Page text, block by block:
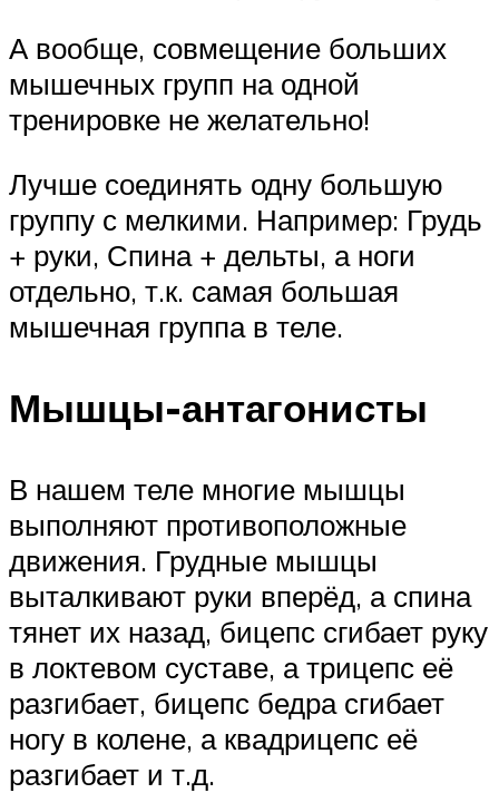
А вообще, совмещение больших
мышечных групп на одной
тренировке не желательно!
Лучше соединять одну большую
группу с мелкими. Например: Грудь
+ руки, Спина + дельты, а ноги
отдельно, т.к. самая большая
мышечная группа в теле.
Мышцы-антагонисты
В нашем теле многие мышцы
выполняют противоположные
движения. Грудные мышцы
выталкивают руки вперёд, а спина
тянет их назад, бицепс сгибает руку
в локтевом суставе, а трицепс её
разгибает, бицепс бедра сгибает
ногу в колене, а квадрицепс её
разгибает и т.д.